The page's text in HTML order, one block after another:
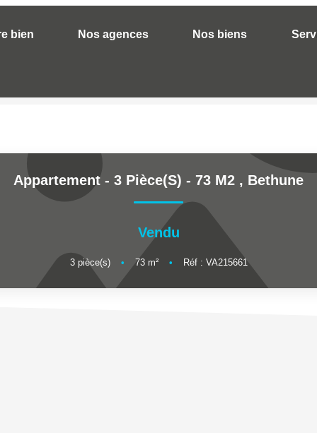
bien Nos agences Nos biens
NOS AGENCES
Qui Sommes Nous
Appartement - 3 Pièce(s) - 73 M2 , Bethune
Vendu
3pièce(s) • 73m² • Réf : VA215661